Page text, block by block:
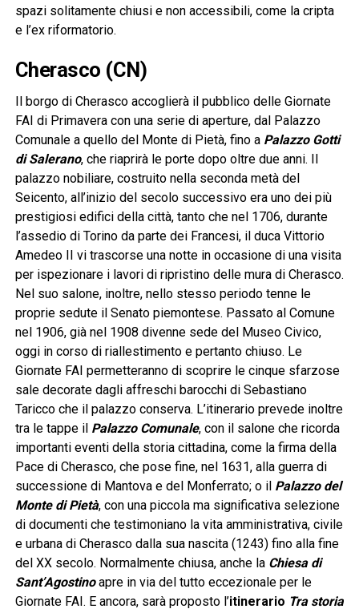
spazi solitamente chiusi e non accessibili, come la cripta
e l’ex riformatorio.
Cherasco (CN)
Il borgo di Cherasco accoglierà il pubblico delle Giornate
FAI di Primavera con una serie di aperture, dal Palazzo
Comunale a quello del Monte di Pietà, fino a Palazzo Gotti
di Salerano, che riaprirà le porte dopo oltre due anni. Il
palazzo nobiliare, costruito nella seconda metà del
Seicento, all’inizio del secolo successivo era uno dei più
prestigiosi edifici della città, tanto che nel 1706, durante
l’assedio di Torino da parte dei Francesi, il duca Vittorio
Amedeo II vi trascorse una notte in occasione di una visita
per ispezionare i lavori di ripristino delle mura di Cherasco.
Nel suo salone, inoltre, nello stesso periodo tenne le
proprie sedute il Senato piemontese. Passato al Comune
nel 1906, già nel 1908 divenne sede del Museo Civico,
oggi in corso di riallestimento e pertanto chiuso. Le
Giornate FAI permetteranno di scoprire le cinque sfarzose
sale decorate dagli affreschi barocchi di Sebastiano
Taricco che il palazzo conserva. L’itinerario prevede inoltre
tra le tappe il Palazzo Comunale, con il salone che ricorda
importanti eventi della storia cittadina, come la firma della
Pace di Cherasco, che pose fine, nel 1631, alla guerra di
successione di Mantova e del Monferrato; o il Palazzo del
Monte di Pietà, con una piccola ma significativa selezione
di documenti che testimoniano la vita amministrativa, civile
e urbana di Cherasco dalla sua nascita (1243) fino alla fine
del XX secolo. Normalmente chiusa, anche la Chiesa di
Sant’Agostinoapre in via del tutto eccezionale per le
Giornate FAI. E ancora, sarà proposto l’itinerario Tra storia